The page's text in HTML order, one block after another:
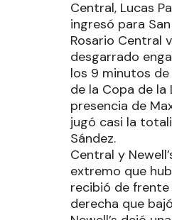
Central, Lucas
ingresó para
Rosario Central
desgarrado
los 9 minutos
de la Copa de
presencia de
jugó casi la
Sández.
Central y
extremo que
recibió de frente
derecha que